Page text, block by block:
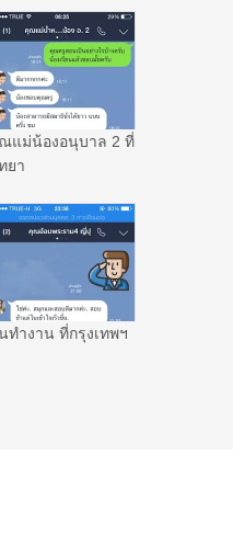
แม่น้องอนุบาล 2 ที่
ยา
ทำงาน ที่กรุงเทพฯ